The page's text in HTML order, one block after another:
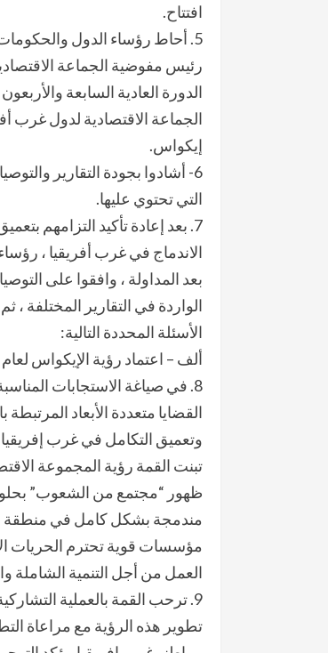
افتتاح.
5. أحاط رؤساء الدول والحكومات علما بتقرير 2021 لعام
رئيس مفوضية الجماعة
الدورة العادية السابعة
الجماعة الاقتصادية لدول غرب
إيكواس.
6- أشادوا بجودة التقارير والتوصيات ذات الصلة
التي تحتوي عليها.
7. بعد إعادة تأكيد التزامهم بتعميق العملية
الاندماج في غرب أفريقيا ،
بعد المداولة ، وافقوا على
الواردة في التقارير المختلفة ،
الأسئلة المحددة التالية:
ألف – اعتماد رؤية الإيكواس لعام 2050
8. في صياغة الاستجابات المناسبة للتحديات
القضايا متعددة الأبعاد
وتعميق التكامل في غرب إفريقيا
تبنت القمة رؤية المجموعة الاقتصادية لدول
ظهور “مجتمع من الشعوب” بحلول
مندمجة بشكل كامل في منطقة
مؤسسات قوية تحترم الحريات
العمل من أجل التنمية الشاملة
9. ترحب القمة بالعملية التشاركية التي أدت إلى
تطوير هذه الرؤية مع مراعاة